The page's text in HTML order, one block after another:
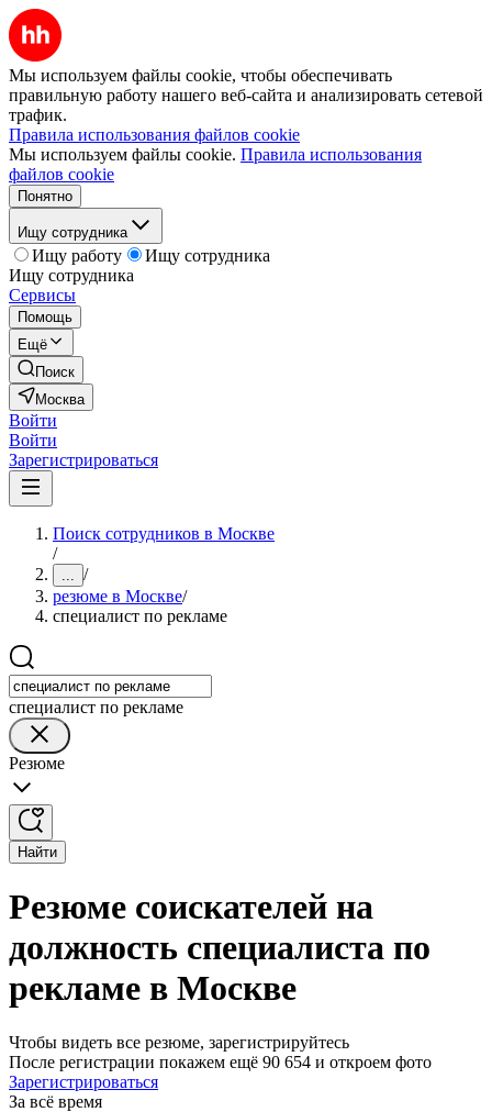
Мы используем файлы cookie, чтобы обеспечивать
правильную работу нашего веб-сайта и анализировать сетевой
трафик.
Правила использования файлов cookie
Мы используем файлы cookie. Правила использования
файлов cookie
Понятно
Ищу сотрудника
Ищу работу
Ищу сотрудника
Ищу сотрудника
Сервисы
Помощь
Ещё
Поиск
Москва
Войти
Войти
Зарегистрироваться
Поиск сотрудников в Москве
/
... /
резюме в Москве/
специалист по рекламе
специалист по рекламе
Резюме
Найти
Резюме соискателей на
должность специалиста по
рекламе в Москве
Чтобы видеть все резюме, зарегистрируйтесь
После регистрации покажем ещё 90 654 и откроем фото
Зарегистрироваться
За всё время